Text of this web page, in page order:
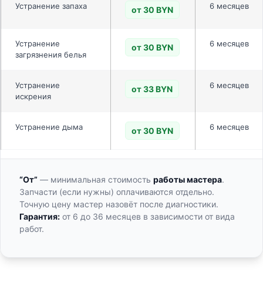
Устранение запаха от 30 BYN 6 месяцев
Устранение
загрязнения белья
от 30 BYN 6 месяцев
Устранение
искрения
от 33 BYN 6 месяцев
Устранение дыма от 30 BYN 6 месяцев
“От” — минимальная стоимость работы мастера.
Запчасти (если нужны) оплачиваются отдельно.
Точную цену мастер назовёт после диагностики.
Гарантия: от 6 до 36 месяцев в зависимости от вида
работ.